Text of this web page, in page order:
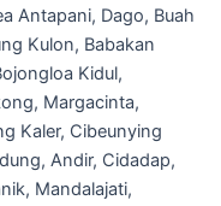
Antapani, Dago, Buah
Kulon, Babakan
Kidul,
Margacinta,
Kaler, Cibeunying
Andir, Cidadap,
Mandalajati,